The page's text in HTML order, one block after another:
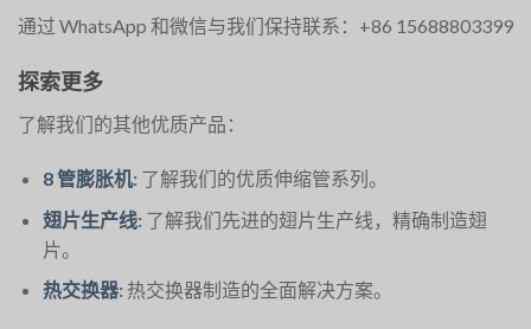
通过 WhatsApp 和微信与我们保持联系：+86 15688803399
探索更多
了解我们的其他优质产品：
8 管膨胀机: 了解我们的优质伸缩管系列。
翅片生产线: 了解我们先进的翅片生产线，精确制造翅
片。
热交换器: 热交换器制造的全面解决方案。